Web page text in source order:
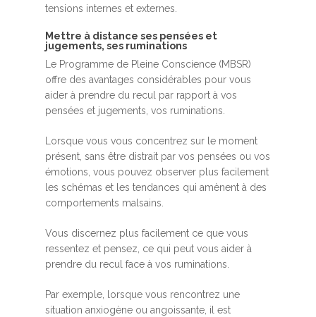
tensions internes et externes.
Mettre à distance ses pensées et
jugements, ses ruminations
Le Programme de Pleine Conscience (MBSR)
offre des avantages considérables pour vous
aider à prendre du recul par rapport à vos
pensées et jugements, vos ruminations.
Lorsque vous vous concentrez sur le moment
présent, sans être distrait par vos pensées ou vos
émotions, vous pouvez observer plus facilement
les schémas et les tendances qui amènent à des
comportements malsains.
Vous discernez plus facilement ce que vous
ressentez et pensez, ce qui peut vous aider à
prendre du recul face à vos ruminations.
Par exemple, lorsque vous rencontrez une
situation anxiogène ou angoissante, il est